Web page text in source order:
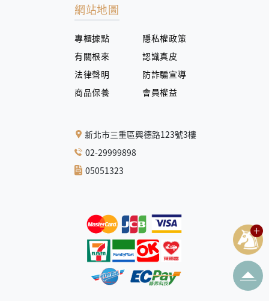
網站地圖
專櫃據點
隱私權政策
有關根來
認識真皮
法律聲明
防詐騙宣導
商品保養
會員權益
新北市三重區興德路123號3樓
02-29999898
05051323